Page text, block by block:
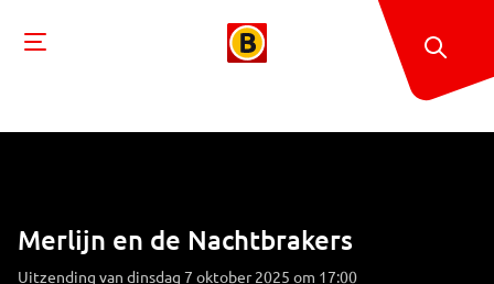
Merlijn en de Nachtbrakers
Uitzending van dinsdag 7 oktober 2025 om 17:00